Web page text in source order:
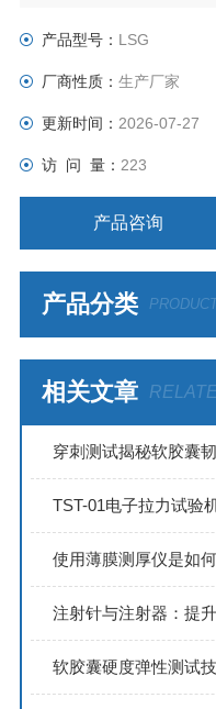
产品型号： LSG
厂商性质： 生产厂家
更新时间： 2026-07-27
访 问 量： 223
产品咨询
产品分类
相关文章
使用薄膜测厚仪是如
注射针与注射器：提
软胶囊硬度弹性测试